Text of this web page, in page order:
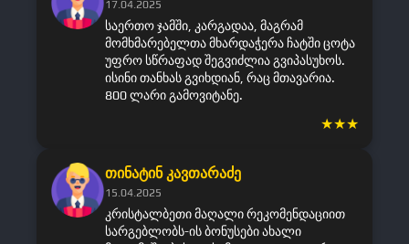
17.04.2025
საერთო ჯამში, კარგადაა, მაგრამ
მომხმარებელთა მხარდაჭერა ჩატში ცოტა
უფრო სწრაფად შეგვიძლია გვიპასუხოს.
ისინი თანხას გვიხდიან, რაც მთავარია.
800 ლარი გამოვიტანე.
★★★
თინატინ კავთარაძე
15.04.2025
კრისტალბეთი მაღალი რეკომენდაციით
სარგებლობს-ის ბონუსები ახალი